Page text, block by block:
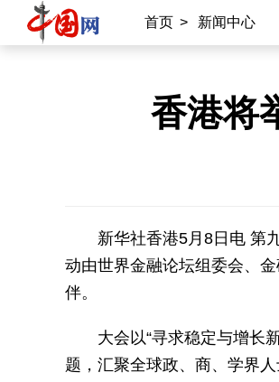
首页 > 新闻中心
香港将
新华社香港5月8日电 第
动由世界金融论坛组委会、
伴。
大会以“寻求稳定与增长
题，汇聚全球政、商、学界